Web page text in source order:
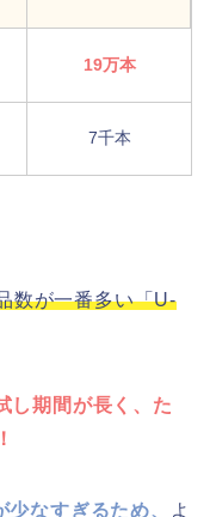
19万本
7千本
数が一番多い「U-
し期間が長く、た
少なすぎるため、
よ